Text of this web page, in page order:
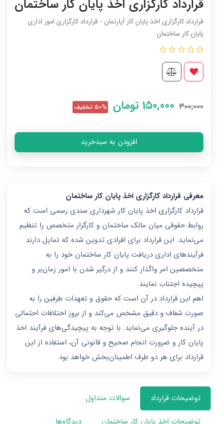
قرارداد کارگزاری اخذ پایان کار ساختمان
قرارداد کارگزاری اخذ پایان کار آپارتمان - قرارداد کارگزاری امور اداری
پایان کار ساختمان
300,000
150,000 تومان 50% تخفیف
افزودن به سبدخرید
معرفی قرارداد کارگزاری اخذ پایان کار ساختمان
قرارداد کارگزاری اخذ پایان کار شهرداری سندی رسمی است که
روابط حقوقی میان مالک ساختمان و کارگزار متخصص را تنظیم
می‌نماید. این قرارداد برای افرادی تدوین شده که تمایل دارند
فرآیندهای اداری دریافت پایان کار ساختمان خود را به
متخصصین امر واگذار کنند و از درگیر شدن با امور زمان‌بر و
پیچیده اجتناب نمایند.
اهم این قرارداد در آن است که حقوق و تعهدات طرفین را به
صورت شفاف و دقیق مشخص می‌کند و از بروز اختلافات احتمالی
در آینده جلوگیری می‌نماید. با توجه به پیچیدگی‌های فرآیند اخذ
پایان کار و ضرورت انجام صحیح و قانونی آن، استفاده از این
قرارداد برای هر دو طرف اطمینان‌بخش خواهد بود.
توضیحات قرارداد
سوالات متداول
توضیحات اخذ پایان کار ساختمان
دیدگاه‌ها